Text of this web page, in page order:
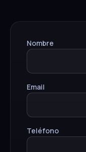
Nombre
Email
Teléfono